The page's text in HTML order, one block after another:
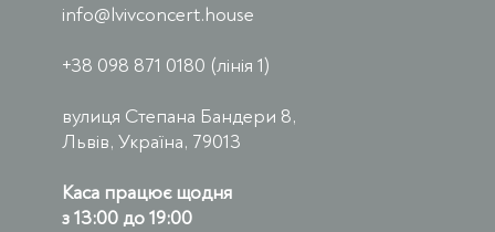
info@lvivconcert.house
+38 098 871 0180 (лінія 1)
вулиця Степана Бандери 8,
Львів, Україна, 79013
Каса працює щодня
з 13:00 до 19:00